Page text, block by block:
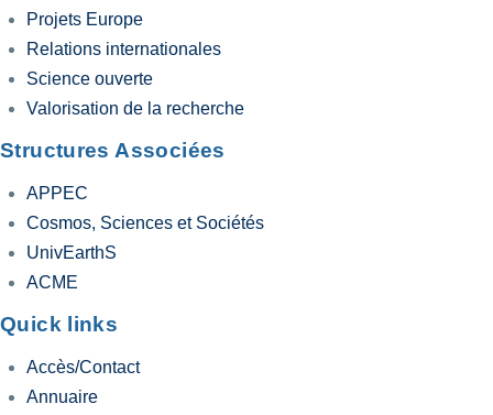
Projets Europe
Relations internationales
Science ouverte
Valorisation de la recherche
Structures Associées
APPEC
Cosmos, Sciences et Sociétés
UnivEarthS
ACME
Quick links
Accès/Contact
Annuaire